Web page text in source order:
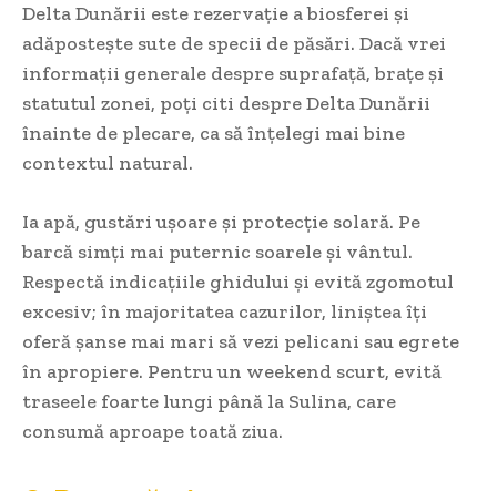
Delta Dunării este rezervație a biosferei și
adăpostește sute de specii de păsări. Dacă vrei
informații generale despre suprafață, brațe și
statutul zonei, poți citi despre Delta Dunării
înainte de plecare, ca să înțelegi mai bine
contextul natural.
Ia apă, gustări ușoare și protecție solară. Pe
barcă simți mai puternic soarele și vântul.
Respectă indicațiile ghidului și evită zgomotul
excesiv; în majoritatea cazurilor, liniștea îți
oferă șanse mai mari să vezi pelicani sau egrete
în apropiere. Pentru un weekend scurt, evită
traseele foarte lungi până la Sulina, care
consumă aproape toată ziua.